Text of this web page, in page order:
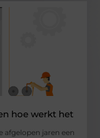
hoe werkt het
afgelopen jaren een